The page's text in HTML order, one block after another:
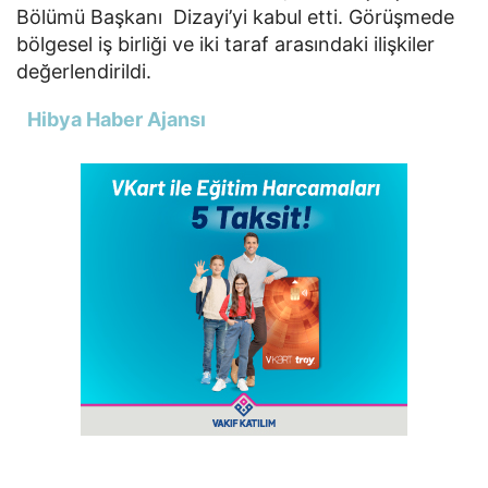
Bölümü Başkanı Dizayi’yi kabul etti. Görüşmede
bölgesel iş birliği ve iki taraf arasındaki ilişkiler
değerlendirildi.
Hibya Haber Ajansı